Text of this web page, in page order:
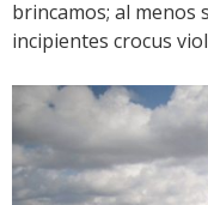
brincamos; al menos
incipientes crocus